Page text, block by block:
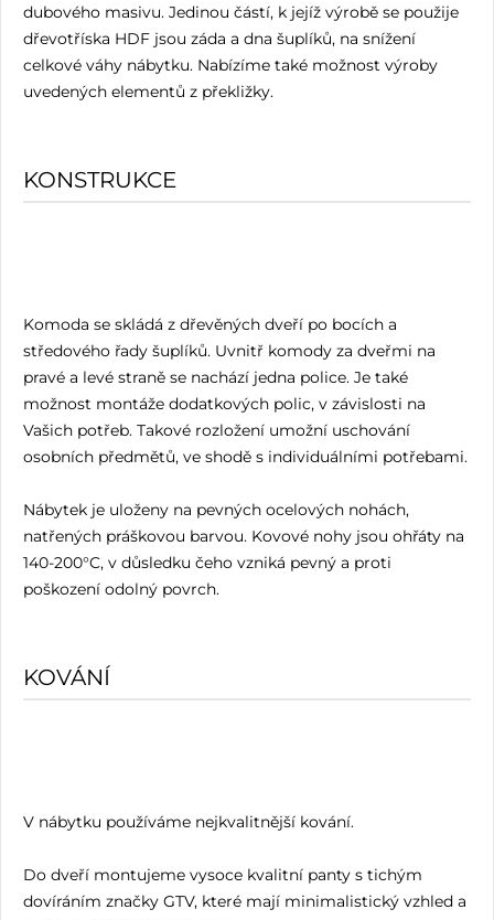
dubového masivu. Jedinou částí, k jejíž výrobě se použije
dřevotříska HDF jsou záda a dna šuplíků, na snížení
celkové váhy nábytku. Nabízíme také možnost výroby
uvedených elementů z překližky.
KONSTRUKCE
Komoda se skládá z dřevěných dveří po bocích a
středového řady šuplíků. Uvnitř komody za dveřmi na
pravé a levé straně se nachází jedna police. Je také
možnost montáže dodatkových polic, v závislosti na
Vašich potřeb. Takové rozložení umožní uschování
osobních předmětů, ve shodě s individuálními potřebami.
Nábytek je uloženy na pevných ocelových nohách,
natřených práškovou barvou. Kovové nohy jsou ohřáty na
140-200°C, v důsledku čeho vzniká pevný a proti
poškození odolný povrch.
KOVÁNÍ
V nábytku používáme nejkvalitnější kování.
Do dveří montujeme vysoce kvalitní panty s tichým
dovíráním značky GTV, které mají minimalistický vzhled a